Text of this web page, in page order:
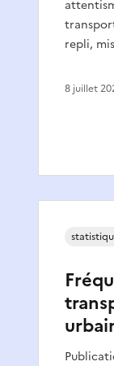
repli,
8 juillet